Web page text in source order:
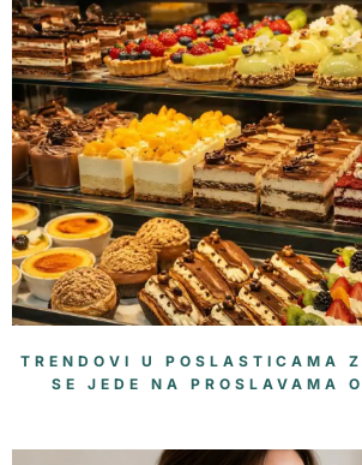
TRENDOVI U POSLASTICAMA
SE JEDE NA PROSLAVAMA